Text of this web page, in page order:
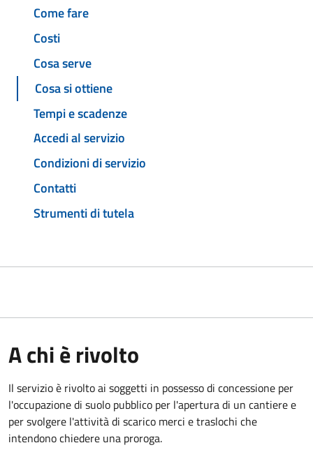
Come fare
Costi
Cosa serve
Cosa si ottiene
Tempi e scadenze
Accedi al servizio
Condizioni di servizio
Contatti
Strumenti di tutela
A chi è rivolto
Il servizio è rivolto ai soggetti in possesso di concessione per
l'occupazione di suolo pubblico per l'apertura di un cantiere e
per svolgere l'attività di scarico merci e traslochi che
intendono chiedere una proroga.